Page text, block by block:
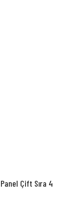
Çift Sıra 4